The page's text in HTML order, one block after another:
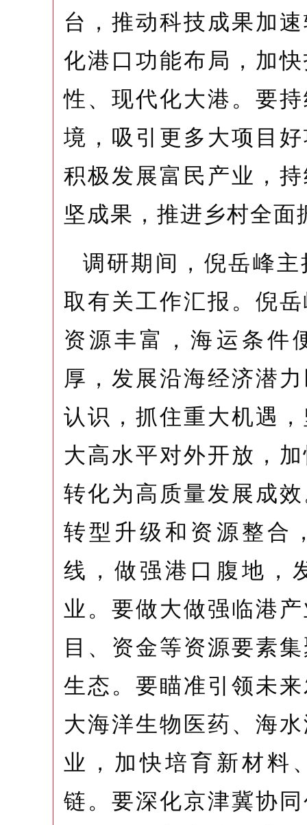
台，推动科技成果加
化港口功能布局，加
性、现代化大港。要
境，吸引更多大项目
积极发展富民产业，
坚成果，推进乡村全面
调研期间，倪岳峰
取有关工作汇报。倪
资源丰富，海运条件
厚，发展沿海经济潜
认识，抓住重大机遇
大高水平对外开放，
转化为高质量发展成
转型升级和资源整合
线，做强港口腹地，
业。要做大做强临港
目、资金等资源要素
生态。要瞄准引领未
大海洋生物医药、海
业，加快培育新材料
链。要深化京津冀协